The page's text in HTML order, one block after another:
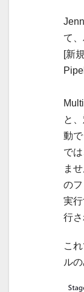
て
[新
と
動
で
ま
の
実
行さ
こ
ル